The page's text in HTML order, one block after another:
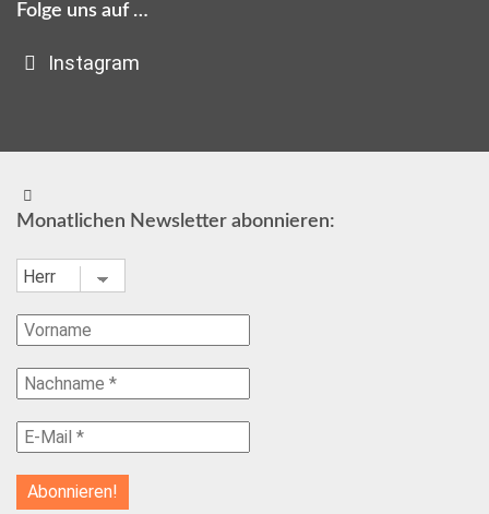
Folge uns auf …
Instagram
Monatlichen Newsletter abonnieren: